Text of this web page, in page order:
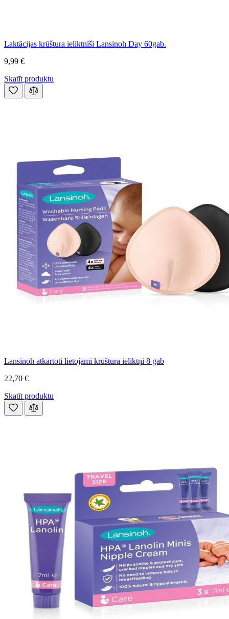
Laktācijas krūštura ieliktnīši Lansinoh Day 60gab.
9,99 €
Skatīt produktu
Lansinoh atkārtoti lietojami krūštura ieliktņi 8 gab
22,70 €
Skatīt produktu